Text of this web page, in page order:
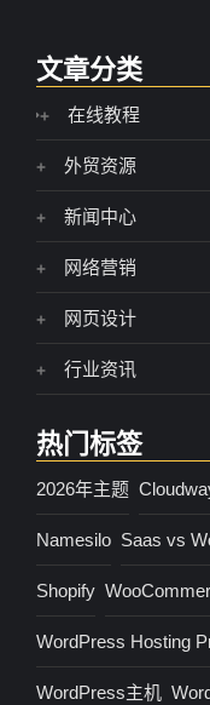
文章分类
在线教程
外贸资源
新闻中心
网络营销
网页设计
行业资讯
热门标签
2026年主题
Namesilo Saas vs
Shopify
WordPress Hosting
WordPress主机